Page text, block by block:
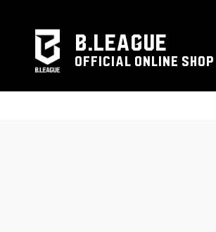
B.LEAGUE
OFFICIAL ONLINE SHOP